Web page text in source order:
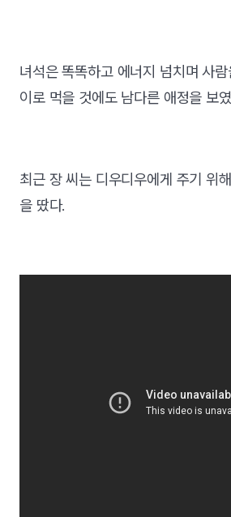
녀석은 똑똑하고 에너지 넘치며 사
이로 먹을 것에도 남다른 애정을 보
최근 장 씨는 디우디우에게 주기 위
을 땄다.